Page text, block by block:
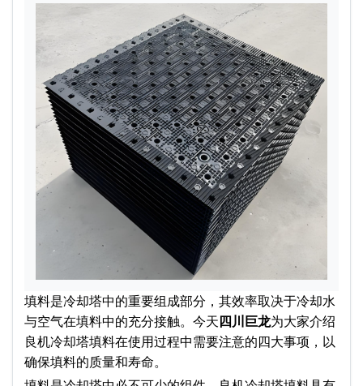
填料是冷却塔中的重要组成部分，其效率取决于冷却水
与空气在填料中的充分接触。今天 四川巨龙为大家介绍
良机冷却塔填料在使用过程中需要注意的四大事项，以
确保填料的质量和寿命。